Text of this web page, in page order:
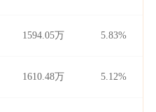
1594.05万 5.83%
1610.48万 5.12%